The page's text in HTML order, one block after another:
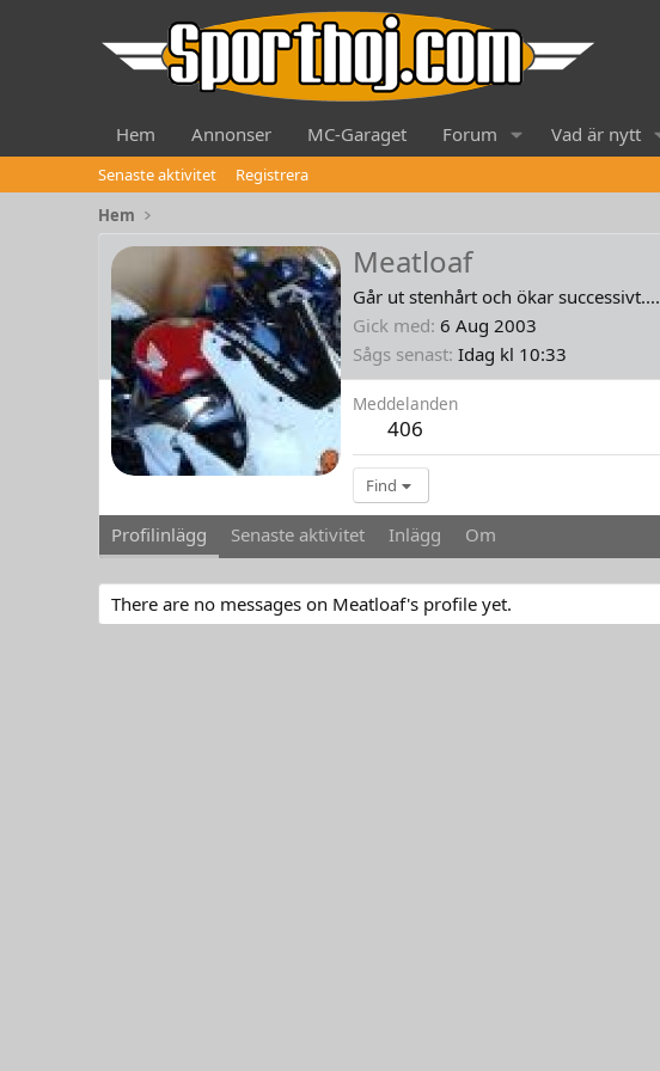
Hem Annonser MC-Garaget Forum Vad är nytt
Senaste aktivitet
Registrera
Hem
Meatloaf
Går ut stenhårt och ökar successivt....
Gick med 6 Aug 2003
Sågs senast Idag kl 10:33
Meddelanden
406
Find
Profilinlägg Senaste aktivitet Inlägg Om
There are no messages on Meatloaf's profile yet.